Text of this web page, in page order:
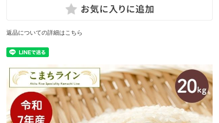
返品についての詳細はこちら